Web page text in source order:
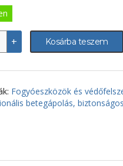
+ Kosárba teszem
Fogyóeszközök és
betegápolás,